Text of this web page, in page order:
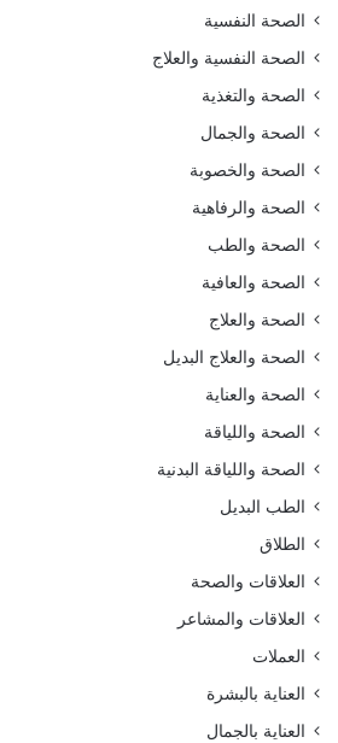
الصحة النفسية
الصحة النفسية والعلاج
الصحة والتغذية
الصحة والجمال
الصحة والخصوبة
الصحة والرفاهية
الصحة والطب
الصحة والعافية
الصحة والعلاج
الصحة والعلاج البديل
الصحة والعناية
الصحة واللياقة
الصحة واللياقة البدنية
الطب البديل
الطلاق
العلاقات والصحة
العلاقات والمشاعر
العملات
العناية بالبشرة
العناية بالجمال